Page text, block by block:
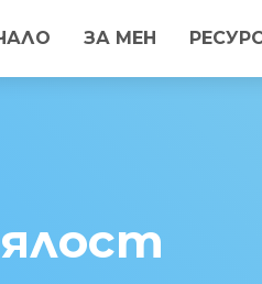
ЗА МЕН